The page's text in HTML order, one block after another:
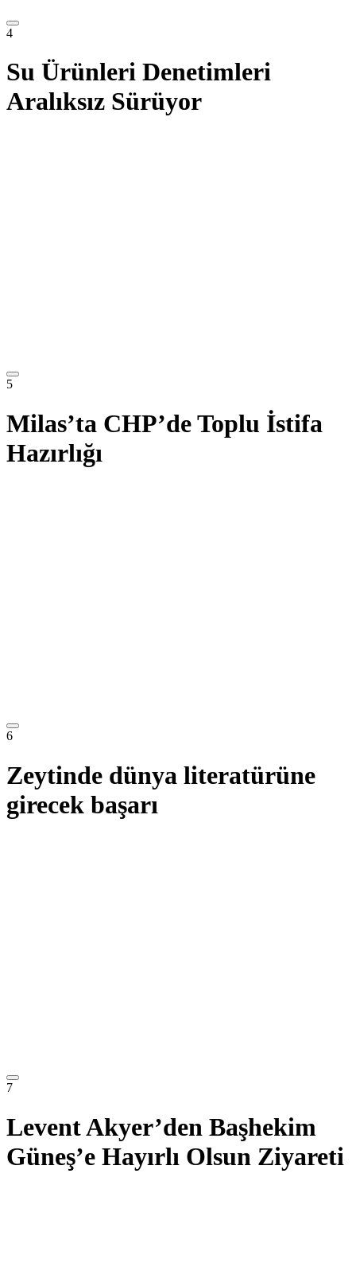
4
Su Ürünleri Denetimleri
Aralıksız Sürüyor
5
Milas’ta CHP’de Toplu İstifa
Hazırlığı
6
Zeytinde dünya literatürüne
girecek başarı
7
Levent Akyer’den Başhekim
Güneş’e Hayırlı Olsun Ziyareti